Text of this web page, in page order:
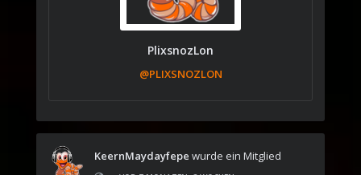
PlixsnozLon
@PLIXSNOZLON
KeernMaydayfepe wurde ein Mitglied